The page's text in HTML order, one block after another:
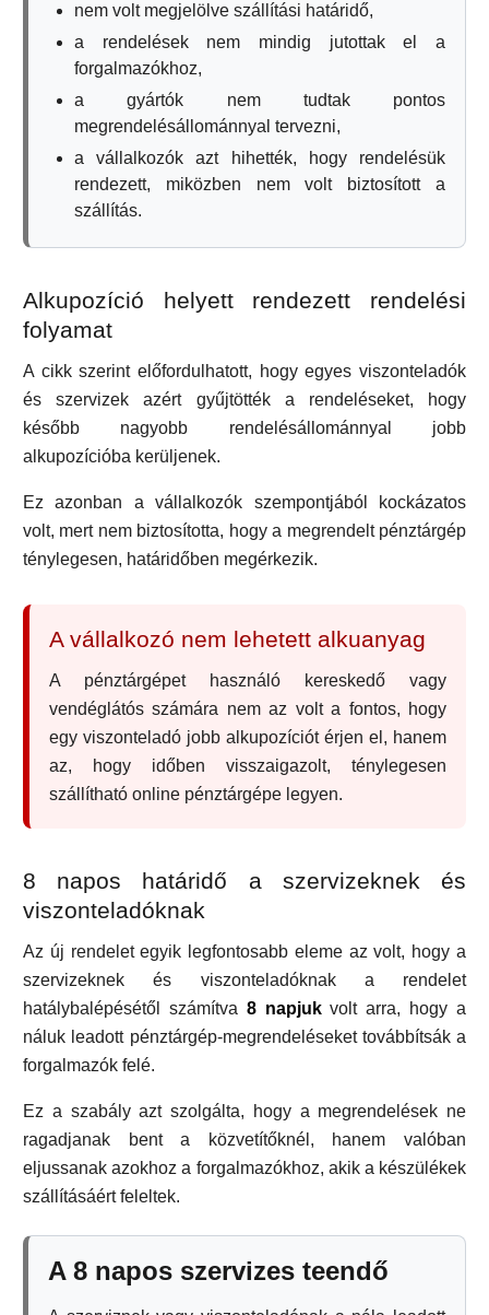
nem volt megjelölve szállítási határidő,
a rendelések nem mindig jutottak el a
forgalmazókhoz,
a gyártók nem tudtak pontos
megrendelésállománnyal tervezni,
a vállalkozók azt hihették, hogy rendelésük
rendezett, miközben nem volt biztosított a
szállítás.
Alkupozíció helyett rendezett rendelési
folyamat
A cikk szerint előfordulhatott, hogy egyes viszonteladók
és szervizek azért gyűjtötték a rendeléseket, hogy
később nagyobb rendelésállománnyal jobb
alkupozícióba kerüljenek.
Ez azonban a vállalkozók szempontjából kockázatos
volt, mert nem biztosította, hogy a megrendelt pénztárgép
ténylegesen, határidőben megérkezik.
A vállalkozó nem lehetett alkuanyag
A pénztárgépet használó kereskedő vagy
vendéglátós számára nem az volt a fontos, hogy
egy viszonteladó jobb alkupozíciót érjen el, hanem
az, hogy időben visszaigazolt, ténylegesen
szállítható online pénztárgépe legyen.
8 napos határidő a szervizeknek és
viszonteladóknak
Az új rendelet egyik legfontosabb eleme az volt, hogy a
szervizeknek és viszonteladóknak a rendelet
hatálybalépésétől számítva 8 napjukvolt arra, hogy a
náluk leadott pénztárgép-megrendeléseket továbbítsák a
forgalmazók felé.
Ez a szabály azt szolgálta, hogy a megrendelések ne
ragadjanak bent a közvetítőknél, hanem valóban
eljussanak azokhoz a forgalmazókhoz, akik a készülékek
szállításáért feleltek.
A 8 napos szervizes teendő